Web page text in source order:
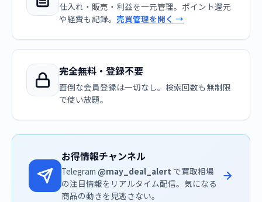
仕入れ・販売・利益を一元管理。ポイント還元
や経費も記録。 売買管理を開く →
完全無料・登録不要
面倒な会員登録は一切なし。検索回数も無制限
で使い放題。
お得情報チャンネル
Telegram @may_deal_alert で買取相場
の注目情報をリアルタイム配信。気になる
商品の動きを見逃さない。